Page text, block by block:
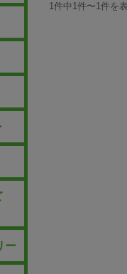
1件中1件〜1件を
ー